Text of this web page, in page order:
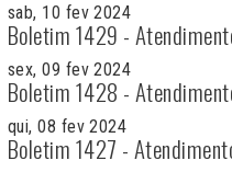
sab, 10 fev 2024
Boletim 1429 -
sex, 09 fev 2024
Boletim 1428 -
qui, 08 fev 2024
Boletim 1427 -